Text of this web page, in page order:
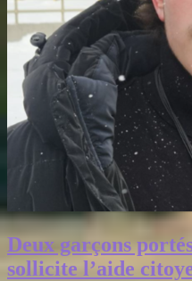
Deux garçons
sollicite l’aide